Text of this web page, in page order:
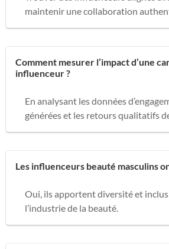
maintenir une collaboration
Comment mesurer l’impact d’une
influenceur ?
En analysant les données
générées et les retours qualitatifs
Les influenceurs beauté masculins
Oui, ils apportent diversité et
l’industrie de la beauté.